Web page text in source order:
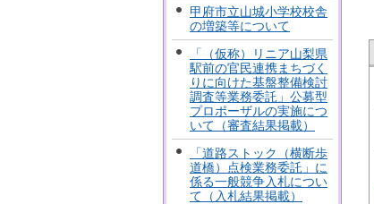
甲府市立山城小学校校舎
の増築等について
「（仮称）リニア山梨県
駅前の官民連携まちづく
りに向けた基盤整備検討
調査等業務委託」公募型
プロポーザルの実施につ
いて（審査結果掲載）
「道路ストック（横断歩
道橋）点検業務委託」に
係る一般競争入札につい
て（入札結果掲載）